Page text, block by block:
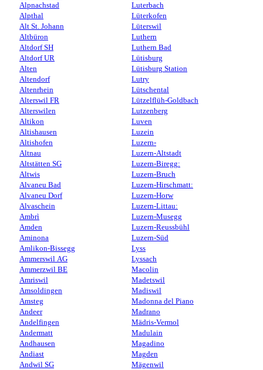
Alpnachstad
Alpthal
Alt St. Johann
Altbüron
Altdorf SH
Altdorf UR
Alten
Altendorf
Altenrhein
Alterswil FR
Alterswilen
Altikon
Altishausen
Altishofen
Altnau
Altstätten SG
Altwis
Alvaneu Bad
Alvaneu Dorf
Alvaschein
Ambrì
Amden
Aminona
Amlikon-Bissegg
Ammerswil AG
Ammerzwil BE
Amriswil
Amsoldingen
Amsteg
Andeer
Andelfingen
Andermatt
Andhausen
Andiast
Andwil SG
Luterbach
Lüterkofen
Lüterswil
Luthern
Luthern Bad
Lütisburg
Lütisburg Station
Lutry
Lütschental
Lützelflüh-Goldbach
Lutzenberg
Luven
Luzein
Luzern-
Luzern-Altstadt
Luzern-Biregg:
Luzern-Bruch
Luzern-Hirschmatt:
Luzern-Horw
Luzern-Littau:
Luzern-Musegg
Luzern-Reussbühl
Luzern-Süd
Lyss
Lyssach
Macolin
Madetswil
Madiswil
Madonna del Piano
Madrano
Mädris-Vermol
Madulain
Magadino
Magden
Mägenwil